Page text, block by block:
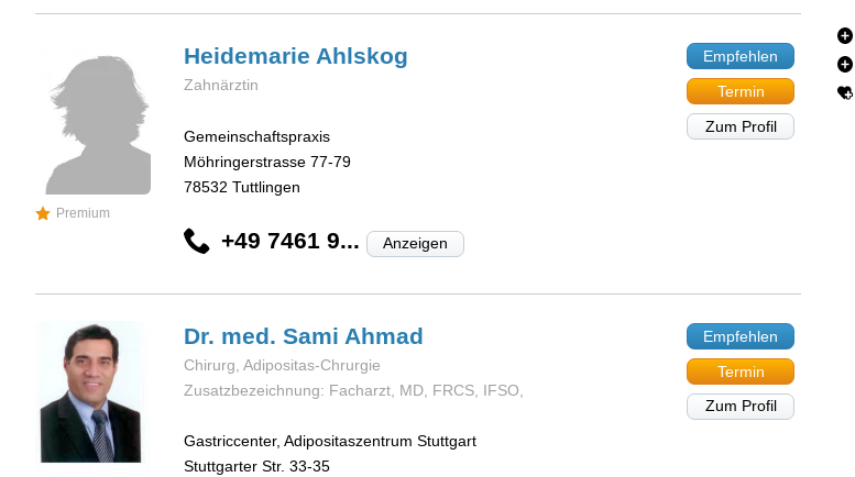
Premium
Heidemarie Ahlskog
Zahnärztin
Gemeinschaftspraxis
Möhringerstrasse 77-79
78532 Tuttlingen
+49 7461 9... Anzeigen
Empfehlen
Termin
Zum Profil
Dr. med. Sami Ahmad
Chirurg, Adipositas-Chrurgie
Zusatzbezeichnung: Facharzt, MD, FRCS, IFSO,
Gastriccenter, Adipositaszentrum Stuttgart
Stuttgarter Str. 33-35
Empfehlen
Termin
Zum Profil